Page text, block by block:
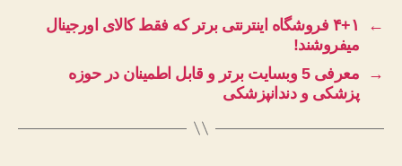
←
۴+۱ فروشگاه اینترنتی برتر که فقط کالای اورجینال
میفروشند!
→
معرفی 5 وبسایت برتر و قابل اطمینان در حوزه
پزشکی و دندانپزشکی